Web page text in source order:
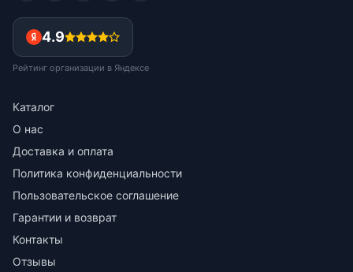
4.9
Рейтинг организации в Яндексе
Каталог
О нас
Доставка и оплата
Политика конфиденциальности
Пользовательское соглашение
Гарантии и возврат
Контакты
Отзывы